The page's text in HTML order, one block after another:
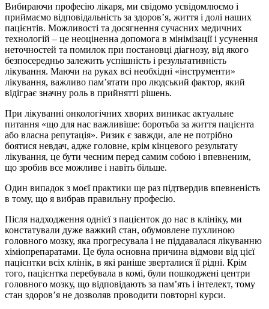
Вибираючи професію лікаря, ми свідомо усвідомлюємо і
приймаємо відповідальність за здоров’я, життя і долі наших
пацієнтів. Можливості та досягнення сучасних медичних
технологій – це неоціненна допомога в мінімізації і усунення
неточностей та помилок при постановці діагнозу, від якого
безпосередньо залежить успішність і результативність
лікування. Маючи на руках всі необхідні «інструменти»
лікування, важливо пам’ятати про людський фактор, який
відіграє значну роль в прийнятті рішень.
При лікуванні онкологічних хворих виникає актуальне
питання «що для нас важливіше: боротьба за життя пацієнта
або власна репутація». Ризик є завжди, але не потрібно
боятися невдач, адже головне, крім кінцевого результату
лікування, це бути чесним перед самим собою і впевненим,
що зробив все можливе і навіть більше.
Один випадок з моєї практики ще раз підтвердив впевненість
в тому, що я вибрав правильну професію.
Після надходження однієї з пацієнток до нас в клініку, ми
констатували дуже важкий стан, обумовлене пухлиною
головного мозку, яка прогресувала і не піддавалася лікуванню
хіміопрепаратами. Це була основна причина відмови від цієї
пацієнтки всіх клінік, в які раніше зверталися її рідні. Крім
того, пацієнтка перебувала в комі, були пошкоджені центри
головного мозку, що відповідають за пам’ять і інтелект, тому
стан здоров’я не дозволяв проводити повторні курси.